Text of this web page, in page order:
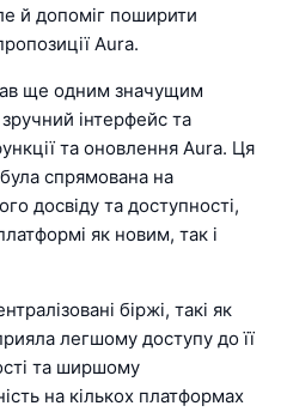
й допоміг поширити
Aura.
ще одним значущим
інтерфейс та
та оновлення Aura. Ця
спрямована на
досвіду та доступності,
як новим, так і
біржі, такі як
легшому доступу до її
та ширшому
на кількох платформах